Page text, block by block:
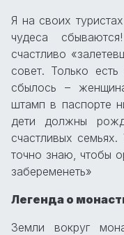
Я на своих
чудеса
счастливо
совет. Только
сбылось –
штамп в паспорте
дети должны
счастливых
точно знаю, чтобы
забеременеть»
Легенда о
Земли вокруг